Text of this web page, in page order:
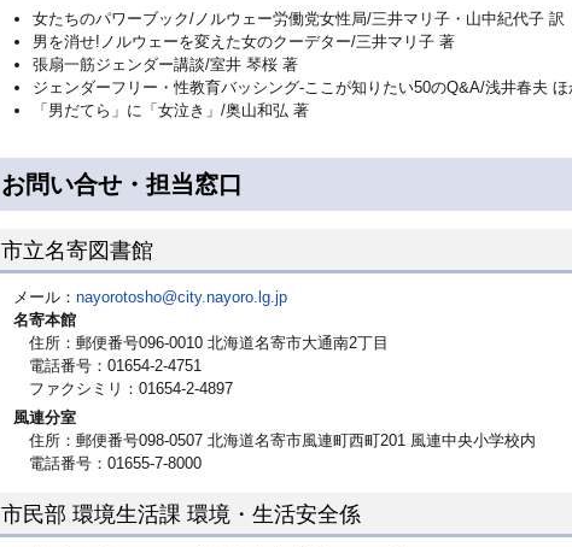
女たちのパワーブック/ノルウェー労働党女性局/三井マリ子・山中紀代子 訳
男を消せ!ノルウェーを変えた女のクーデター/三井マリ子 著
張扇一筋ジェンダー講談/室井 琴桜 著
ジェンダーフリー・性教育バッシング-ここが知りたい50のQ&A/浅井春夫
「男だてら」に「女泣き」/奥山和弘 著
お問い合せ・担当窓口
市立名寄図書館
メール： nayorotosho@city.nayoro.lg.jp
名寄本館
住所：郵便番号096-0010 北海道名寄市大通南2丁目
電話番号：01654-2-4751
ファクシミリ：01654-2-4897
風連分室
住所：郵便番号098-0507 北海道名寄市風連町西町201 風連中央小学校内
電話番号：01655-7-8000
市民部 環境生活課 環境・生活安全係